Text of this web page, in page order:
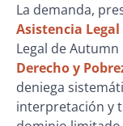
La demanda,
Asistencia Legal
Legal de Autumn
Derecho y
deniega
interpretación y